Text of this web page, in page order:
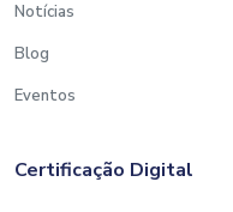
Notícias
Blog
Eventos
Certificação Digital